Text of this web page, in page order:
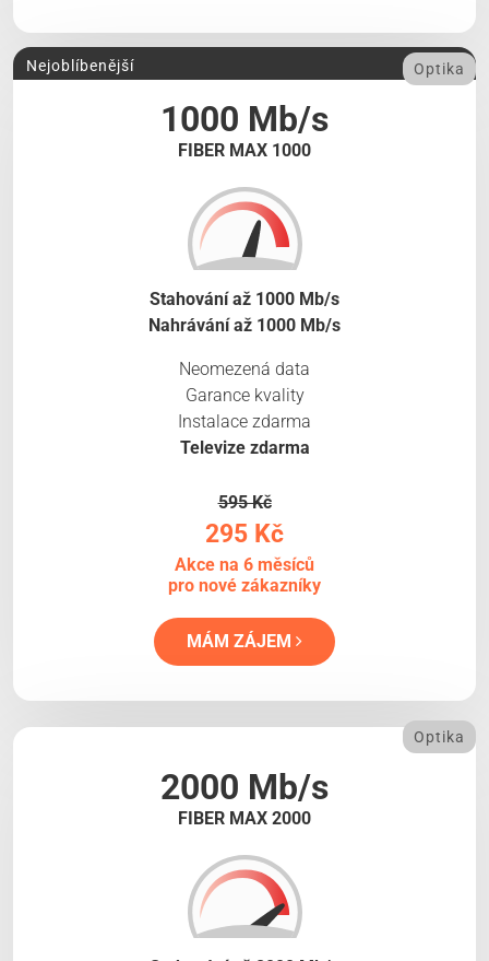
1000 Mb/s
FIBER MAX 1000
Nejoblíbenější Optika
Stahování až 1000 Mb/s
Nahrávání až 1000 Mb/s
Neomezená data
Garance kvality
Instalace zdarma
Televize zdarma
595 Kč
295 Kč
Akce na 6 měsíců
pro nové zákazníky
MÁM ZÁJEM
2000 Mb/s
FIBER MAX 2000
Optika